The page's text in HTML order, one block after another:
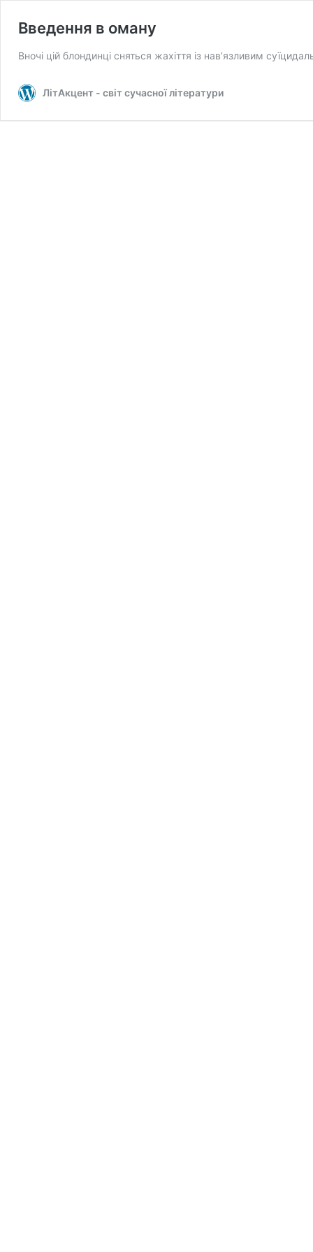
Введення в оману
Вночі цій блондинці сняться жахіття із нав’язливим
ЛітАкцент - світ сучасної літератури